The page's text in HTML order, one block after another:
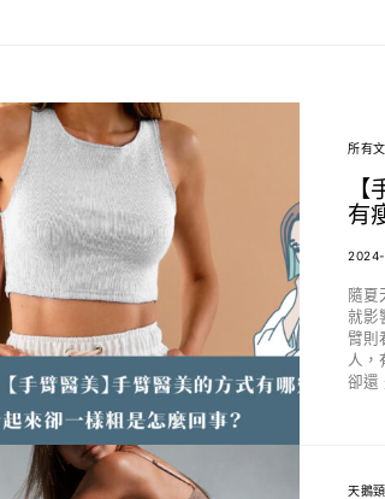
所有
有
隨夏
就影
臂則
人，
卻還
天鵝